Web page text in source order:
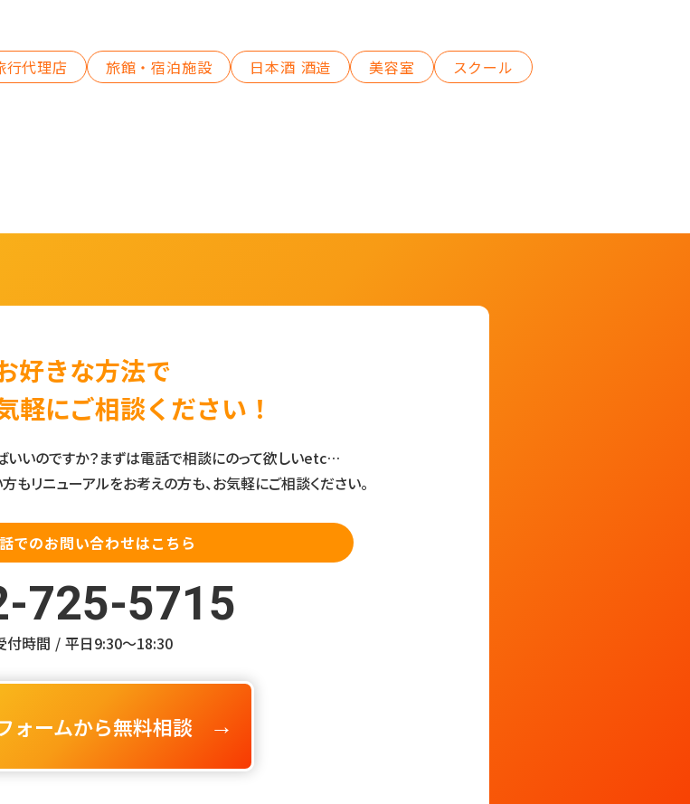
行代理店 旅館・宿泊施設 日本酒 酒造 美容室
スクール
好きな方法で
軽にご相談ください！
いのですか？まずは電話で相談にのって欲しいetc…
もリニューアルをお考えの方も、お気軽にご相談ください。
でのお問い合わせはこちら
725-5715
付時間 / 平日9:30〜18:30
ォームから無料相談 →